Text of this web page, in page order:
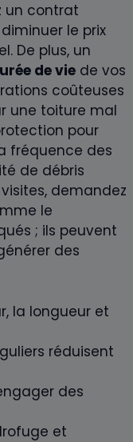
un contrat
le prix
De plus, un
de vie de vos
coûteuses
une toiture mal
pour
fréquence des
de débris
demandez
le
; ils peuvent
des
la longueur et
réduisent
des
et